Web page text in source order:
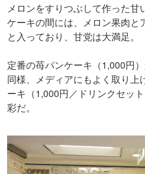
メロンをすりつぶして作った甘
ケーキの間には、メロン果肉と
と入っており、甘党は大満足。
定番の苺パンケーキ（1,000円
同様、メディアにもよく取り上
ーキ（1,000円／ドリンクセッ
彩だ。